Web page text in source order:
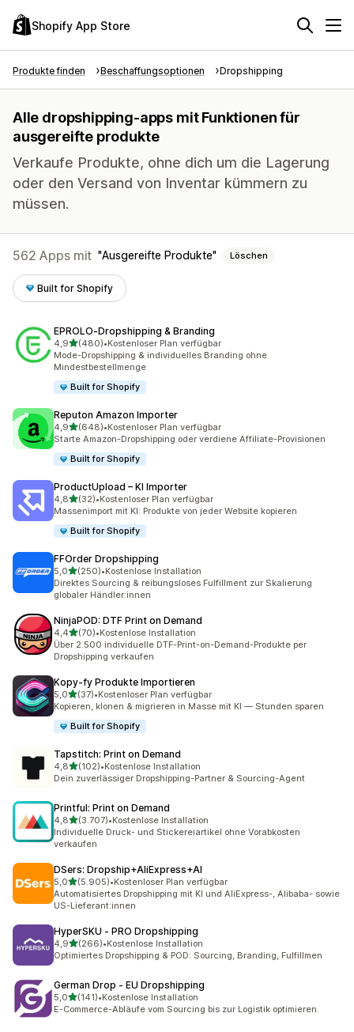
Shopify App Store
Produkte finden Beschaffungsoptionen Dropshipping
Alle dropshipping-apps mit Funktionen für
ausgereifte produkte
Verkaufe Produkte, ohne dich um die Lagerung
oder den Versand von Inventar kümmern zu
müssen.
562 Apps mit Ausgereifte Produkte Löschen
Built for Shopify
EPROLO‑Dropshipping & Branding
4,9von 5 Sternen
(480)
480 Rezensionen insgesamt
•Kostenloser Plan verfügbar
Mode-Dropshipping & individuelles Branding ohne
Mindestbestellmenge
Built for Shopify
Reputon Amazon Importer
4,9von 5 Sternen
(648)
648 Rezensionen insgesamt
•Kostenloser Plan verfügbar
Starte Amazon-Dropshipping oder verdiene Affiliate-Provisionen
Built for Shopify
ProductUpload – KI Importer
4,8von 5 Sternen
(32)
32 Rezensionen insgesamt
•Kostenloser Plan verfügbar
Massenimport mit KI: Produkte von jeder Website kopieren
Built for Shopify
FFOrder Dropshipping
5,0von 5 Sternen
(250)
250 Rezensionen insgesamt
•Kostenlose Installation
Direktes Sourcing & reibungsloses Fulfillment zur Skalierung
globaler Händler:innen
NinjaPOD: DTF Print on Demand
4,4von 5 Sternen
(70)
70 Rezensionen insgesamt
•Kostenlose Installation
Über 2.500 individuelle DTF-Print-on-Demand-Produkte per
Dropshipping verkaufen
Kopy‑fy Produkte Importieren
5,0von 5 Sternen
(37)
37 Rezensionen insgesamt
•Kostenloser Plan verfügbar
Kopieren, klonen & migrieren in Masse mit KI — Stunden sparen
Built for Shopify
Tapstitch: Print on Demand
4,8von 5 Sternen
(102)
102 Rezensionen insgesamt
•Kostenlose Installation
Dein zuverlässiger Dropshipping-Partner & Sourcing-Agent
Printful: Print on Demand
4,8von 5 Sternen
(3.707)
3707 Rezensionen insgesamt
•Kostenlose Installation
Individuelle Druck- und Stickereiartikel ohne Vorabkosten
verkaufen
DSers: Dropship+AliExpress+AI
5,0von 5 Sternen
(5.905)
5905 Rezensionen insgesamt
•Kostenloser Plan verfügbar
Automatisiertes Dropshipping mit KI und AliExpress-, Alibaba- sowie
US-Lieferant:innen
HyperSKU ‑ PRO Dropshipping
4,9von 5 Sternen
(266)
266 Rezensionen insgesamt
•Kostenlose Installation
Optimiertes Dropshipping & POD: Sourcing, Branding, Fulfillmen
German Drop ‑ EU Dropshipping
5,0von 5 Sternen
(141)
141 Rezensionen insgesamt
•Kostenlose Installation
E-Commerce-Abläufe vom Sourcing bis zur Logistik optimieren.